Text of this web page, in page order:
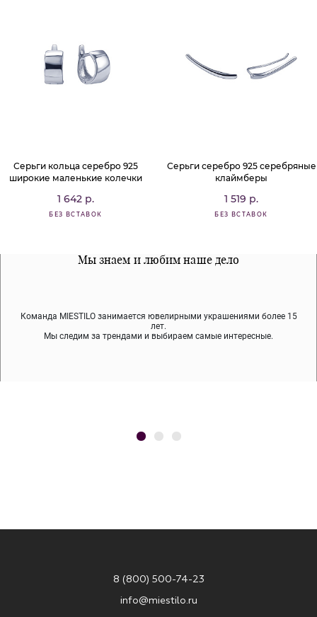
Серьги кольца серебро 925
широкие маленькие колечки
1 642 р.
БЕЗ ВСТАВОК
Серьги серебро 925 серебряные
клаймберы
1 519 р.
БЕЗ ВСТАВОК
Мы знаем и любим наше дело
Команда MIESTILO занимается ювелирными украшениями более 15
лет.
Мы следим за трендами и выбираем самые интересные.
Все наши материалы гипоалергенны
Мы используем покрытие (родий, ювелирный сплав), которое не
содержит никеля и свинца — это исключает аллергию.
Примерка перед покупкой
Во время доставки спокойно примеряйте украшения, выбирайте те,
что вам нравятся, остальные заберёт курьер.
8 (800) 500-74-23
info@miestilo.ru